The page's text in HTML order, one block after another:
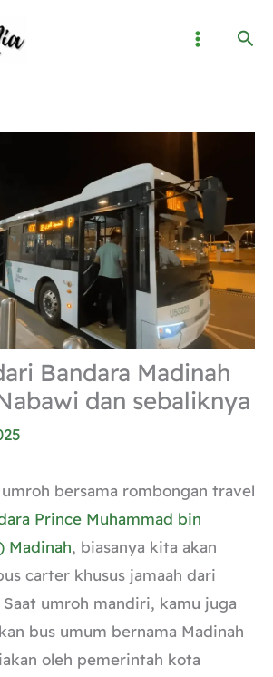
Cari
Bandara Madinah
dan sebaliknya
bersama rombongan travel
Prince Muhammad bin
Madinah, biasanya kita akan
carter khusus jamaah dari
umroh mandiri, kamu juga
bus umum bernama Madinah
oleh pemerintah kota